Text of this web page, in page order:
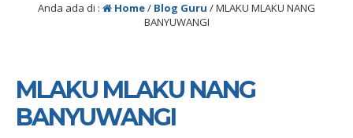
Anda ada di : Home/ Blog Guru /MLAKU MLAKU NANG
BANYUWANGI
MLAKU MLAKU NANG
BANYUWANGI